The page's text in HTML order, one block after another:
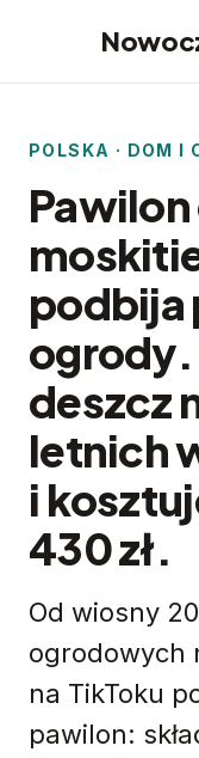
POLSKA · DOM I
podbija
ogrody.
deszcz
letnich
i
430 zł.
Od wiosny
ogrodowych
na TikToku
pawilon: